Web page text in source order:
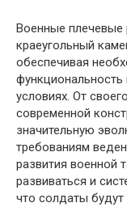
Военные плечевые
краеугольный
обеспечивая
условиях. От
современной
значительную
требованиям
развития военной
развиваться и
что солдаты